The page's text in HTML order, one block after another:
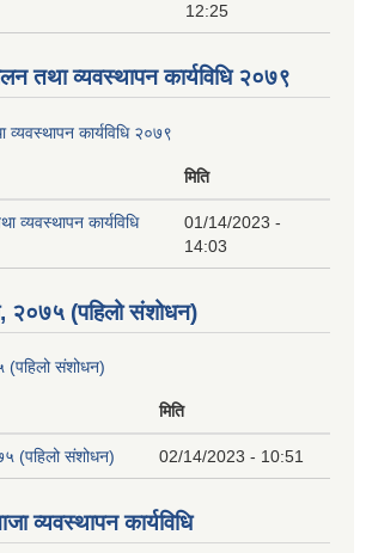
12:25
तथा व्यवस्थापन कार्यविधि २०७९
व्यवस्थापन कार्यविधि २०७९
मिति
व्यवस्थापन कार्यविधि
01/14/2023 -
14:03
२०७५ (पहिलो संशोधन)
(पहिलो संशोधन)
मिति
(पहिलो संशोधन) 02/14/2023 - 10:51
व्यवस्थापन कार्यविधि